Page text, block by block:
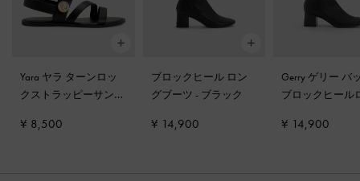
Yara ヤラ ターンロッ
クストラッピーサンダ
¥ 8,500
ブロックヒール ロン
グブーツ - ブラック
¥ 14,900
Gerry ゲリー バ
ブロックヒール
¥ 14,900